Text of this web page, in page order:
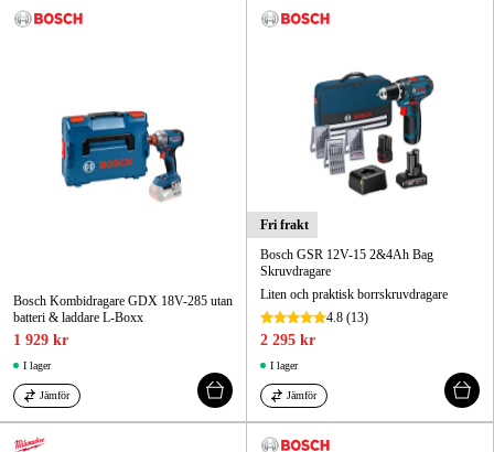
Bosch Kombidragare GDX 18V-285 utan
batteri & laddare L-Boxx
1 929 kr
I lager
Jämför
Fri frakt
Bosch GSR 12V-15 2&4Ah Bag
Skruvdragare
Liten och praktisk borrskruvdragare
4.8 (13)
2 295 kr
I lager
Jämför